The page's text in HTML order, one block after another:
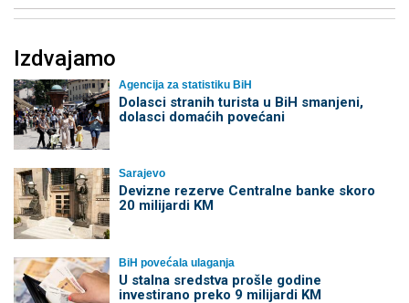
Izdvajamo
Agencija za statistiku BiH
Dolasci stranih turista u BiH smanjeni,
dolasci domaćih povećani
Sarajevo
Devizne rezerve Centralne banke skoro
20 milijardi KM
BiH povećala ulaganja
U stalna sredstva prošle godine
investirano preko 9 milijardi KM